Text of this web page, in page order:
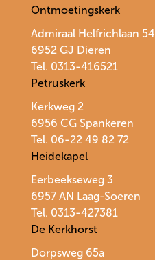
Ontmoetingskerk
Admiraal Helfrichlaan 54
6952 GJ Dieren
Tel. 0313-416521
Petruskerk
Kerkweg 2
6956 CG Spankeren
Tel. 06-22 49 82 72
Heidekapel
Eerbeekseweg 3
6957 AN Laag-Soeren
Tel. 0313-427381
De Kerkhorst
Dorpsweg 65a